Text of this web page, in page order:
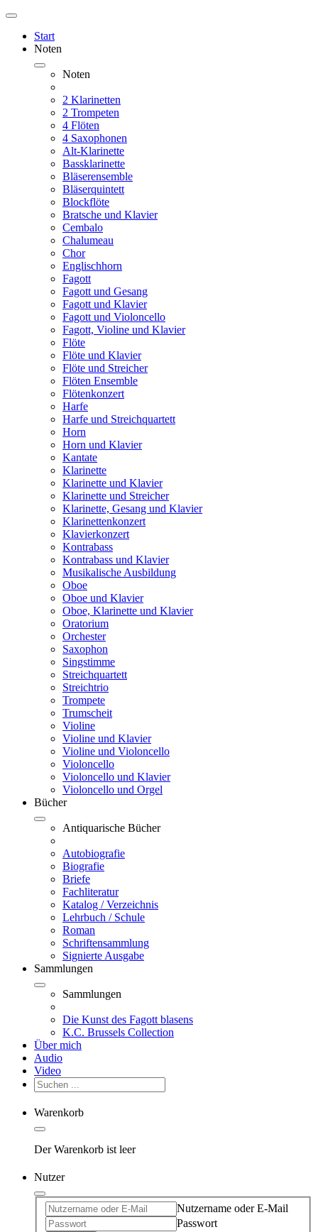
Start
Noten
Noten
2 Klarinetten
2 Trompeten
4 Flöten
4 Saxophonen
Alt-Klarinette
Bassklarinette
Bläserensemble
Bläserquintett
Blockflöte
Bratsche und Klavier
Cembalo
Chalumeau
Chor
Englischhorn
Fagott
Fagott und Gesang
Fagott und Klavier
Fagott und Violoncello
Fagott, Violine und Klavier
Flöte
Flöte und Klavier
Flöte und Streicher
Flöten Ensemble
Flötenkonzert
Harfe
Harfe und Streichquartett
Horn
Horn und Klavier
Kantate
Klarinette
Klarinette und Klavier
Klarinette und Streicher
Klarinette, Gesang und Klavier
Klarinettenkonzert
Klavierkonzert
Kontrabass
Kontrabass und Klavier
Musikalische Ausbildung
Oboe
Oboe und Klavier
Oboe, Klarinette und Klavier
Oratorium
Orchester
Saxophon
Singstimme
Streichquartett
Streichtrio
Trompete
Trumscheit
Violine
Violine und Klavier
Violine und Violoncello
Violoncello
Violoncello und Klavier
Violoncello und Orgel
Bücher
Antiquarische Bücher
Autobiografie
Biografie
Briefe
Fachliteratur
Katalog / Verzeichnis
Lehrbuch / Schule
Roman
Schriftensammlung
Signierte Ausgabe
Sammlungen
Sammlungen
Die Kunst des Fagott blasens
K.C. Brussels Collection
Über mich
Audio
Video
Warenkorb
Der Warenkorb ist leer
Nutzer
Nutzername oder E-Mail
Passwort